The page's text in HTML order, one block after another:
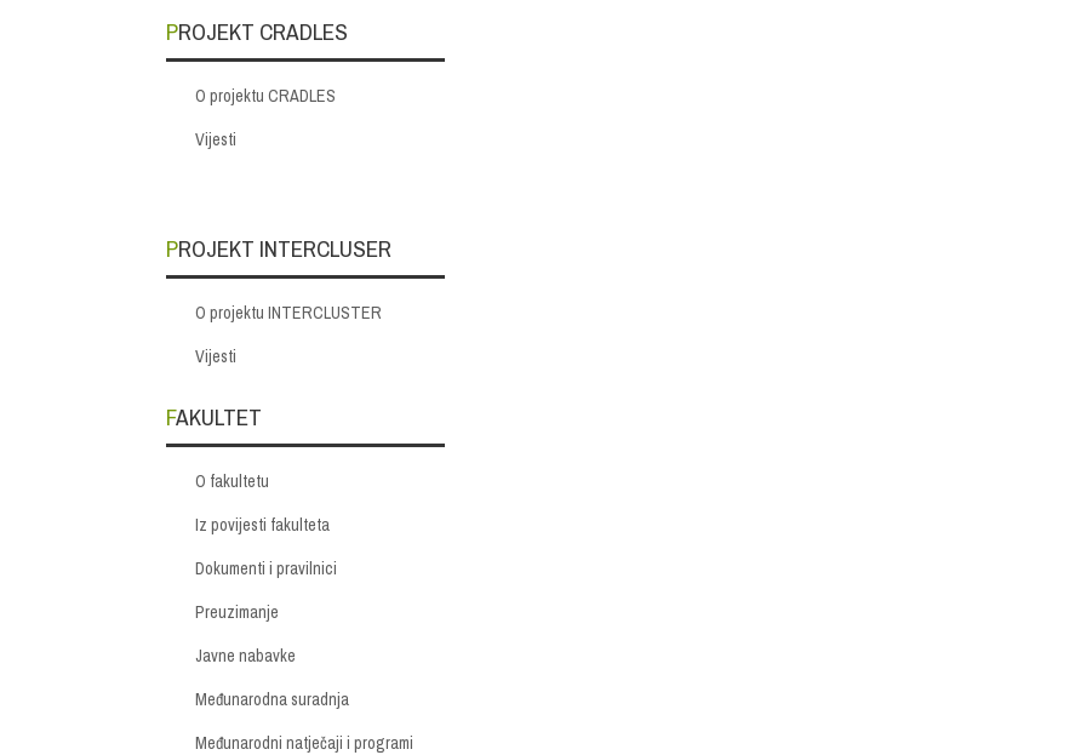
PROJEKT CRADLES
O projektu CRADLES
Vijesti
PROJEKT INTERCLUSER
O projektu INTERCLUSTER
Vijesti
FAKULTET
O fakultetu
Iz povijesti fakulteta
Dokumenti i pravilnici
Preuzimanje
Javne nabavke
Međunarodna suradnja
Međunarodni natječaji i programi